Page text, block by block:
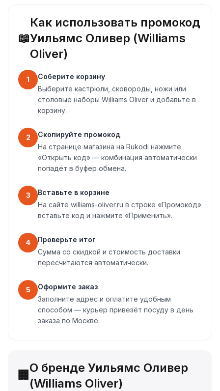
📖
Как использовать промокод
Уильямс Оливер (Williams
Oliver)
1
Соберите корзину
Выберите кастрюли, сковороды, ножи или
столовые наборы Williams Oliver и добавьте в
корзину.
2
Скопируйте промокод
На странице магазина на Rukodi нажмите
«Открыть код» — комбинация автоматически
попадёт в буфер обмена.
3
Вставьте в корзине
На сайте williams-oliver.ru в строке «Промокод»
вставьте код и нажмите «Применить».
4
Проверьте итог
Сумма со скидкой и стоимость доставки
пересчитаются автоматически.
5
Оформите заказ
Заполните адрес и оплатите удобным
способом — курьер привезёт посуду в день
заказа по Москве.
🏢
О бренде Уильямс Оливер
(Williams Oliver)